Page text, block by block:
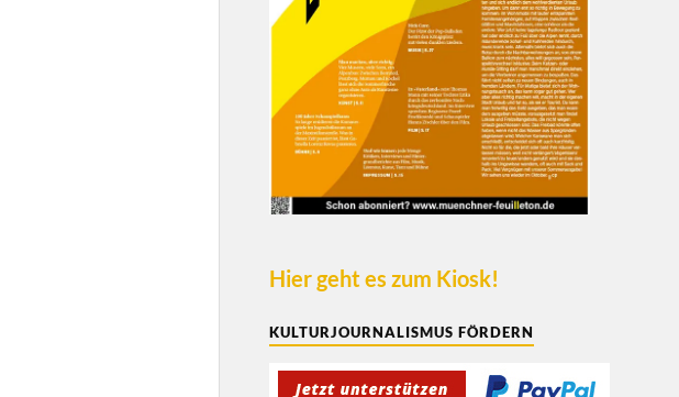
Hier geht es zum Kiosk!
KULTURJOURNALISMUS FÖRDERN